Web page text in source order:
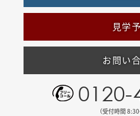
見学
お問い
0120-
（受付時間